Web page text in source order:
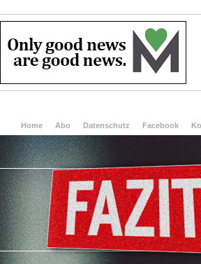
Home Abo Datenschutz Facebook